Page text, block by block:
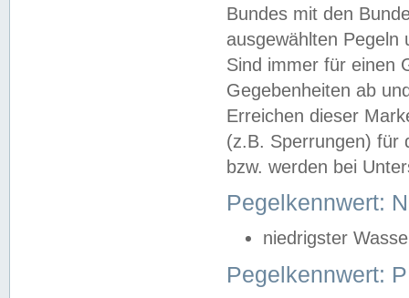
Bundes mit den
ausgewählten
Sind immer für einen
Gegebenheiten ab
Erreichen dieser
(z.B. Sperrungen) für
bzw. werden bei
Pegelkennwert:
niedrigster
Pegelkennwert: